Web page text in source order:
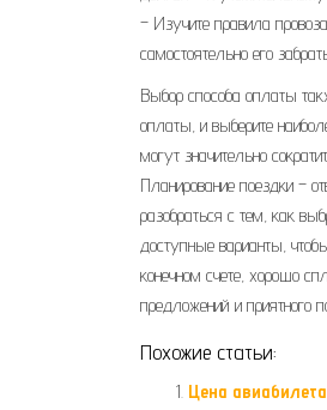
– Изучите правила
самостоятельно его
Выбор способа оплаты
оплаты, и выберите
могут значительно
Планирование поездки –
разобраться с тем, как
доступные варианты,
конечном счете, хорошо
предложений и приятного
Похожие статьи:
Цена